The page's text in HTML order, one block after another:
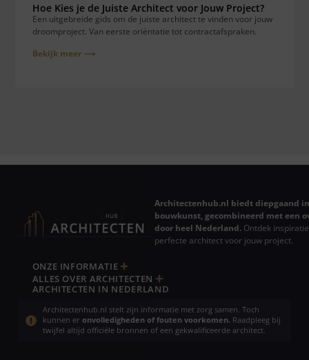
Hoe Kies je de Juiste Architect voor Jouw Project?
Een uitgebreide gids om de juiste architect te vinden voor jouw
droomproject. Van eerste oriëntatie tot contractafspraken.
Bekijk meer ⟶
Architectenhub.nl biedt diepgaand
bouwkunst, gecombineerd met een
door heel Nederland. Ontdek
perfecte architect voor jouw project.
ONZE INFORMATIE
ALLES OVER ARCHITECTEN
ARCHITECTEN IN NEDERLAND
Architectenhub.nl stelt zijn informatie met zorg samen. Toch
kunnen er onvolledigheden of fouten voorkomen. Raadpleeg bij
twijfel altijd officiële bronnen of een gekwalificeerde architect.